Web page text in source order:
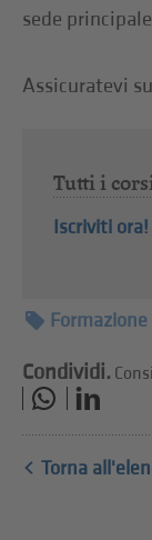
sede
Assicuratevi
Tutti i
Iscriviti ora!
Formazione
Condividi.
Torna